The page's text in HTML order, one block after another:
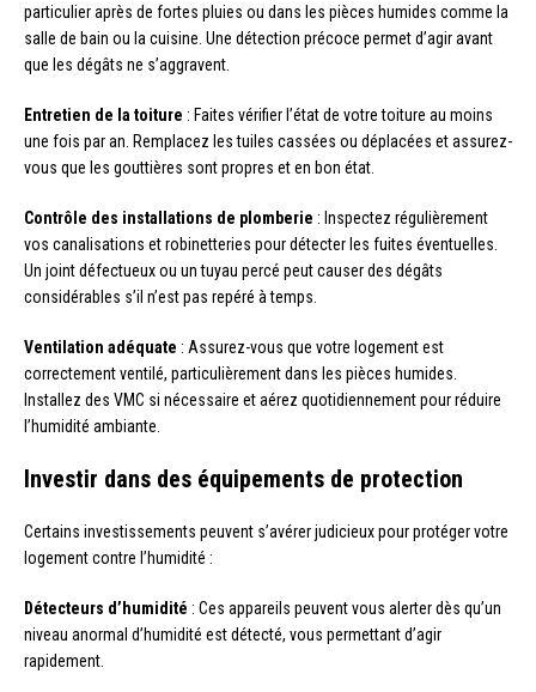
particulier après de fortes pluies ou dans les pièces humides comme la
salle de bain ou la cuisine. Une détection précoce permet d’agir avant
que les dégâts ne s’aggravent.
Entretien de la toiture : Faites vérifier l’état de votre toiture au moins
une fois par an. Remplacez les tuiles cassées ou déplacées et assurez-
vous que les gouttières sont propres et en bon état.
Contrôle des installations de plomberie : Inspectez régulièrement
vos canalisations et robinetteries pour détecter les fuites éventuelles.
Un joint défectueux ou un tuyau percé peut causer des dégâts
considérables s’il n’est pas repéré à temps.
Ventilation adéquate : Assurez-vous que votre logement est
correctement ventilé, particulièrement dans les pièces humides.
Installez des VMC si nécessaire et aérez quotidiennement pour réduire
l’humidité ambiante.
Investir dans des équipements de protection
Certains investissements peuvent s’avérer judicieux pour protéger votre
logement contre l’humidité :
Détecteurs d’humidité : Ces appareils peuvent vous alerter dès qu’un
niveau anormal d’humidité est détecté, vous permettant d’agir
rapidement.